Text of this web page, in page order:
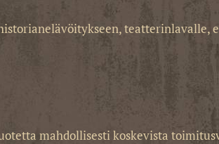
mahdollisesti koskevista